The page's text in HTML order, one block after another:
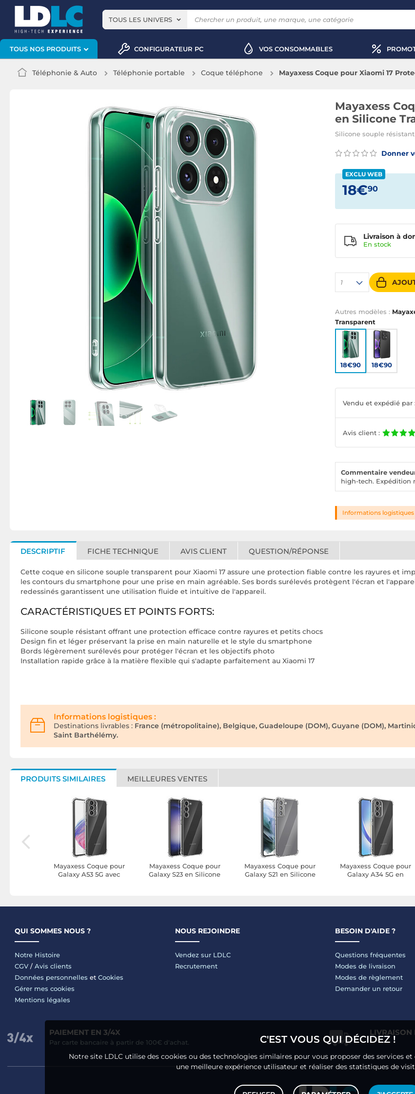
TOUS LES UNIVERS
TOUS NOS PRODUITS CONFIGURATEUR PC VOS CONSOMMABLES
C'EST VOUS QUI DÉCIDEZ !
Notre site LDLC utilise des cookies ou des technologies similaires pour vous proposer des services
une meilleure expérience utilisateur et réaliser des statistiques de
Téléphonie & Auto Téléphonie portable Coque téléphone Mayaxess Coque pour Xiaomi 17
Mayaxess
en Silicone
Silicone souple
Donner
EXCLU WEB
18€90
1
Livraison à
En stock
Autres modèles :
Transparent
18€90 18€90
Vendu et expédié par
Avis client :
Commentaire
high-tech. Expédition
Informations logistiques
DESCRIPTIF FICHE TECHNIQUE AVIS CLIENT QUESTION/RÉPONSE
Cette coque en silicone souple transparent pour Xiaomi 17 assure une protection fiable contre les rayures et
les contours du smartphone pour une prise en main agréable. Ses bords surélevés protègent l'écran et
redessinés garantissent une utilisation fluide et intuitive de l'appareil.
CARACTÉRISTIQUES ET POINTS FORTS:
Silicone souple résistant offrant une protection efficace contre rayures et petits chocs
Design fin et léger préservant la prise en main naturelle et le style du smartphone
Bords légèrement surélevés pour protéger l'écran et les objectifs photo
Installation rapide grâce à la matière flexible qui s'adapte parfaitement au Xiaomi 17
Informations logistiques :
Destinations livrables : France (métropolitaine), Belgique, Guadeloupe (DOM), Guyane (DOM),
Saint Barthélémy.
PRODUITS SIMILAIRES MEILLEURES VENTES
Mayaxess Coque pour
Galaxy A53 5G avec
Mayaxess Coque pour
Galaxy S23 en Silicone
Mayaxess Coque pour
Galaxy S21 en Silicone
Mayaxess Coque pour
Galaxy A34 5G en
QUI SOMMES NOUS ?
Notre Histoire
CGV / Avis clients
Données personnelles et Cookies
Gérer mes cookies
Mentions légales
NOUS REJOINDRE
Vendez sur LDLC
Recrutement
BESOIN D'AIDE ?
Questions fréquentes
Modes de livraison
Modes de règlement
Demander un retour
PAIEMENT EN 3/4X
Par carte bancaire à partir de 100€ d'achat.
LIVRAISON